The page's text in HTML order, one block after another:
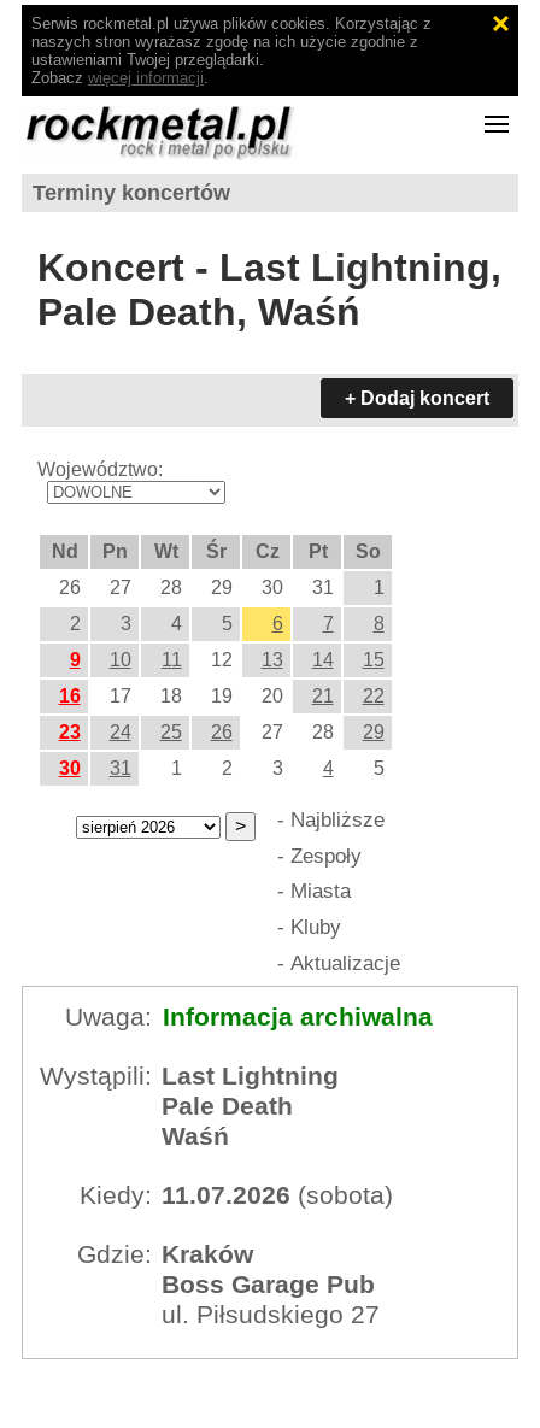
Serwis rockmetal.pl używa plików cookies. Korzystając z
naszych stron wyrażasz zgodę na ich użycie zgodnie z
ustawieniami Twojej przeglądarki.
Zobacz więcej informacji.
Terminy koncertów
Koncert - Last Lightning,
Pale Death, Waśń
+ Dodaj koncert
Województwo:
Nd Pn Wt Śr Cz Pt
So
26
27 28 29 30 31
1
2
3 4 5 6 7
8
9
10 11 12 13 14
15
16
17 18 19 20 21
22
23
24 25 26 27 28
29
30
31 1 2 3 4 5
- Najbliższe
- Zespoły
- Miasta
- Kluby
- Aktualizacje
Uwaga: Informacja archiwalna
Wystąpili: Last Lightning
Pale Death
Waśń
Kiedy: 11.07.2026 (sobota)
Gdzie: Kraków
Boss Garage Pub
ul. Piłsudskiego 27